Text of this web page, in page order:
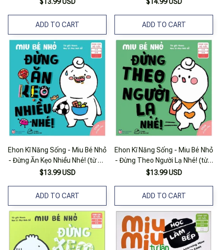
$13.99 USD
ADD TO CART
$14.99 USD
ADD TO CART
Ehon Kĩ Năng Sống - Miu Bé Nhỏ
- Đừng Ăn Kẹo Nhiều Nhé! (từ 1 -
6 Tuổi)
$13.99 USD
ADD TO CART
Ehon Kĩ Năng Sống - Miu Bé Nhỏ
- Đừng Theo Người Lạ Nhé! (từ 1
- 6 Tuổi)
$13.99 USD
ADD TO CART